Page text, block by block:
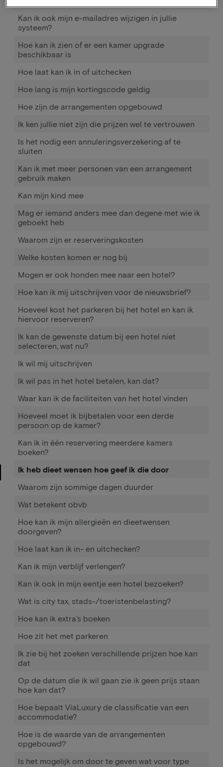
Kan ik ook mijn e-mailadres wijzigen in jullie
systeem?
Hoe kan ik zien of er een kamer upgrade
beschikbaar is
Hoe laat kan ik in of uitchecken
Hoe lang is mijn kortingscode geldig
Hoe zijn de arrangementen opgebouwd
Ik ken jullie niet zijn die prijzen wel te vertrouwen
Is het nodig een annuleringsverzekering af te
sluiten
Kan ik met meer personen van een arrangement
gebruik maken
Kan mijn kind mee
Mag er iemand anders mee dan degene met wie ik
geboekt heb
Waarom zijn er reserveringskosten
Welke kosten komen er nog bij
Mogen er ook honden mee naar een hotel?
Hoe kan ik mij uitschrijven voor de nieuwsbrief?
Hoeveel kost het parkeren bij het hotel en kan ik
hiervoor reserveren?
Ik kan de gewenste datum bij een hotel niet
selecteren, wat nu?
Ik wil mij uitschrijven
Ik wil pas in het hotel betalen, kan dat?
Waar kan ik de faciliteiten van het hotel vinden
Hoeveel moet ik bijbetalen voor een derde
persoon op de kamer?
Kan ik in één reservering meerdere kamers
boeken?
Ik heb dieet wensen hoe geef ik die door
Waarom zijn sommige dagen duurder
Wat betekent obvb
Hoe kan ik mijn allergieën en dieetwensen
doorgeven?
Hoe laat kan ik in- en uitchecken?
Kan ik mijn verblijf verlengen?
Kan ik ook in mijn eentje een hotel bezoeken?
Wat is city tax, stads-/toeristenbelasting?
Hoe kan ik extra's boeken
Hoe zit het met parkeren
Ik zie bij het zoeken verschillende prijzen hoe kan
dat
Op de datum die ik wil gaan zie ik geen prijs staan
hoe kan dat?
Hoe bepaalt ViaLuxury de classificatie van een
accommodatie?
Hoe is de waarde van de arrangementen
opgebouwd?
Is het mogelijk om door te geven wat voor type